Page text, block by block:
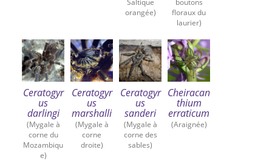
Saltique
orangée)
boutons
floraux du
laurier)
Ceratogyr
us
darlingi
(Mygale à
corne du
Mozambiqu
e)
Ceratogyr
us
marshalli
(Mygale à
corne
droite)
Ceratogyr
us
sanderi
(Mygale à
corne des
sables)
Cheiracan
thium
erraticum
(Araignée)